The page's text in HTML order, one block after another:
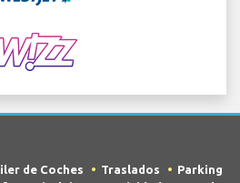
de Coches Traslados
Parking